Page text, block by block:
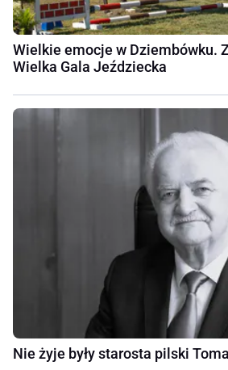
Wielkie emocje w Dziembówku.
Wielka Gala Jeździecka
Nie żyje były starosta pilski